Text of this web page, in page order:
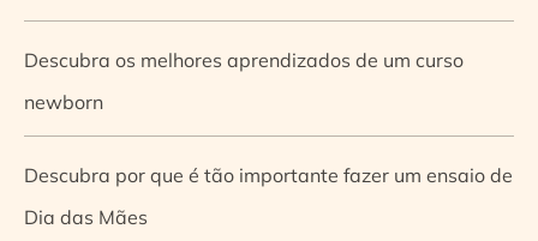
Descubra os melhores aprendizados de um curso
newborn
Descubra por que é tão importante fazer um ensaio de
Dia das Mães